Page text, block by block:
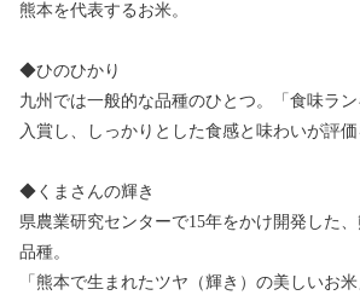
熊本を代表するお米。
◆ひのひかり
九州では一般的な品種のひとつ。「食味ラ
入賞し、しっかりとした食感と味わいが評価
◆くまさんの輝き
県農業研究センターで15年をかけ開発した
品種。
「熊本で生まれたツヤ（輝き）の美しいお